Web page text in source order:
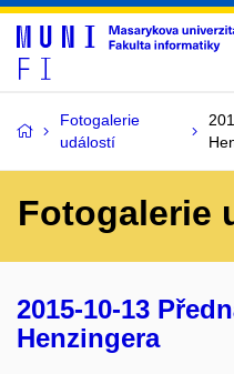
Fotogalerie
událostí
Fotogalerie
2015-10-13
Henzingera